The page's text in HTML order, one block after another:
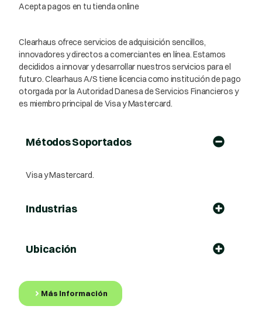
Acepta pagos en tu tienda online
Clearhaus ofrece servicios de adquisición sencillos,
innovadores y directos a comerciantes en línea. Estamos
decididos a innovar y desarrollar nuestros servicios para el
futuro. Clearhaus A/S tiene licencia como institución de pago
otorgada por la Autoridad Danesa de Servicios Financieros y
es miembro principal de Visa y Mastercard.
Métodos Soportados
Visa y Mastercard.
Industrias
Ubicación
Más Información